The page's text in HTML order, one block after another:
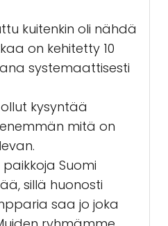
kuitenkin oli nähdä
on kehitetty 10
systemaattisesti
kysyntää
mitä on
Suomi
sillä huonosti
saa jo joka